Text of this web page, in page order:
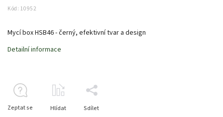
Kód: 10952
Mycí box HSB46 - černý, efektivní tvar a design
Detailní informace
Zeptat se Hlídat Sdílet